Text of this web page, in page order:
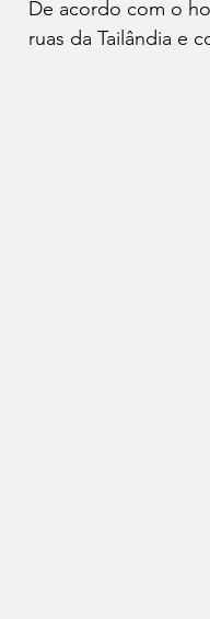
De acordo com o
ruas da Tailândia e